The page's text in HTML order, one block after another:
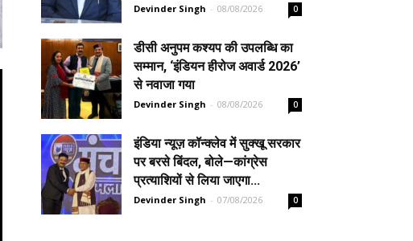
Devinder Singh - 08/08/2026 0
डीसी अनुपम कश्यप की उपलब्धि का
सम्मान, ‘इंडियन हीरोज अवार्ड 2026’
से नवाजा गया
Devinder Singh - 08/08/2026 0
इंडिया न्यूज़ कॉन्क्लेव में सुक्खू सरकार
पर बरसे बिंदल, बोले—कांग्रेस
प्रत्याशियों से लिया जाएगा...
Devinder Singh - 07/08/2026 0